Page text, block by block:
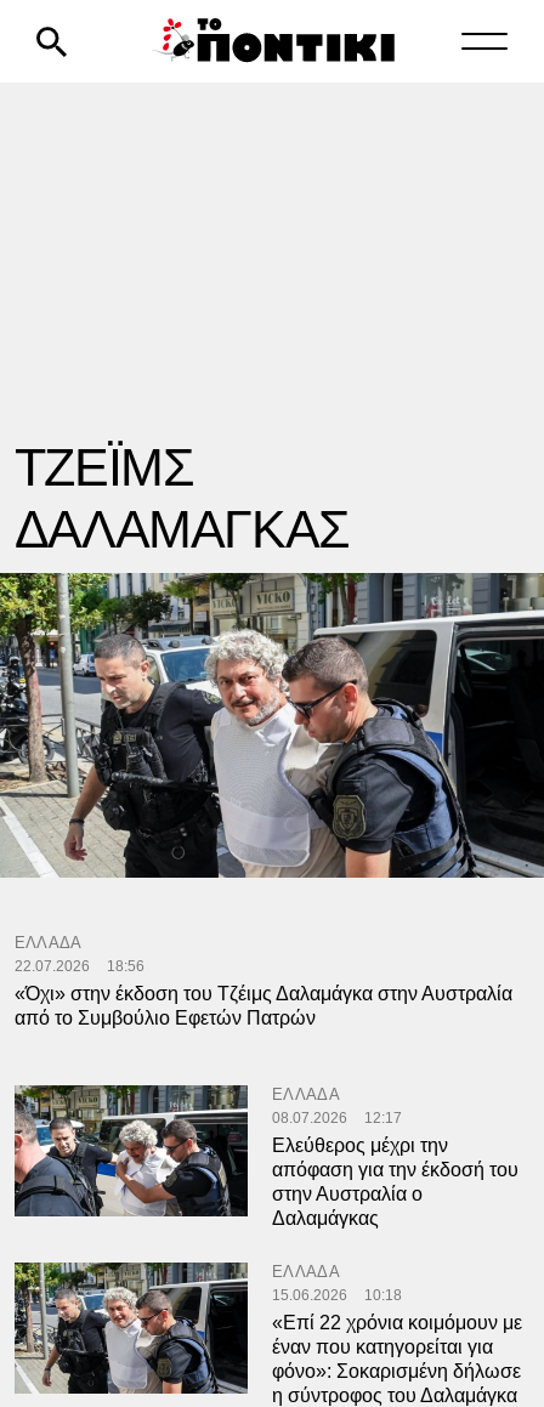
ΤΖΕΪΜΣ
ΔΑΛΑΜΑΓΚΑΣ
ΕΛΛΑΔΑ
22.07.2026 18:56
«Όχι» στην έκδοση του Τζέιμς Δαλαμάγκα στην Αυστραλία
από το Συμβούλιο Εφετών Πατρών
ΕΛΛΑΔΑ
08.07.2026 12:17
Ελεύθερος μέχρι την
απόφαση για την έκδοσή του
στην Αυστραλία ο
Δαλαμάγκας
ΕΛΛΑΔΑ
15.06.2026 10:18
«Επί 22 χρόνια κοιμόμουν με
έναν που κατηγορείται για
φόνο»: Σοκαρισμένη δήλωσε
η σύντροφος του Δαλαμάγκα